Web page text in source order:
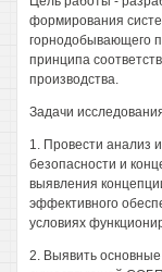
формирования
горнодобывающего
принципа
производства.
Задачи
1. Провести анализ
безопасности и
выявления
эффективного
условиях
2. Выявить